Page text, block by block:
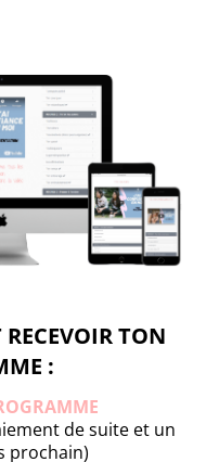
TON
:
de suite et un
prochain)